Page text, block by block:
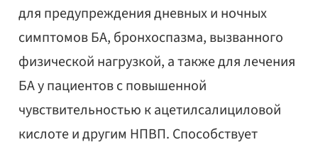
для предупреждения дневных и ночных
симптомов БА, бронхоспазма, вызванного
физической нагрузкой, а также для лечения
БА у пациентов с повышенной
чувствительностью к ацетилсалициловой
кислоте и другим НПВП. Способствует